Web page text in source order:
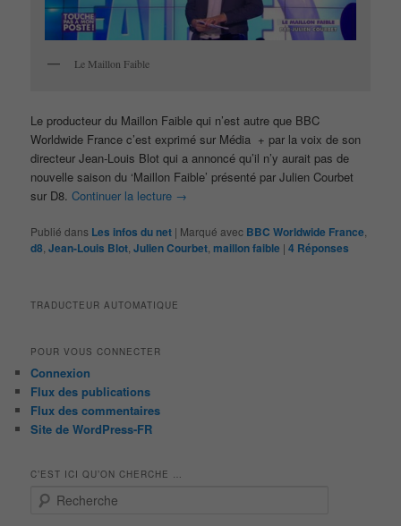
Le Maillon Faible
Le producteur du Maillon Faible qui n’est autre que BBC
Worldwide France c’est exprimé sur Média + par la voix de son
directeur Jean-Louis Blot qui a annoncé qu’il n’y aurait pas de
nouvelle saison du ‘Maillon Faible’ présenté par Julien Courbet
sur D8.Continuer la lecture →
Publié dans Les infos du net | Marqué avec BBC Worldwide France
d8 ,Jean-Louis Blot ,Julien Courbet ,maillon faible |4 Réponses
TRADUCTEUR AUTOMATIQUE
POUR VOUS CONNECTER
Connexion
Flux des publications
Flux des commentaires
Site de WordPress-FR
C’EST ICI QU’ON CHERCHE …